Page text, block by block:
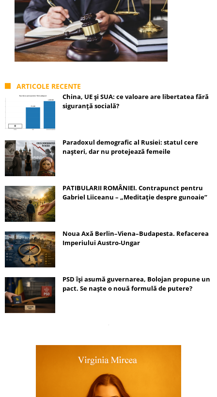
ARTICOLE RECENTE
China, UE și SUA: ce valoare are libertatea fără
siguranță socială?
Paradoxul demografic al Rusiei: statul cere
nașteri, dar nu protejează femeile
PATIBULARII ROMÂNIEI. Contrapunct pentru
Gabriel Liiceanu – „Meditație despre gunoaie”
Noua Axă Berlin–Viena–Budapesta. Refacerea
Imperiului Austro-Ungar
PSD își asumă guvernarea, Bolojan propune un
pact. Se naște o nouă formulă de putere?